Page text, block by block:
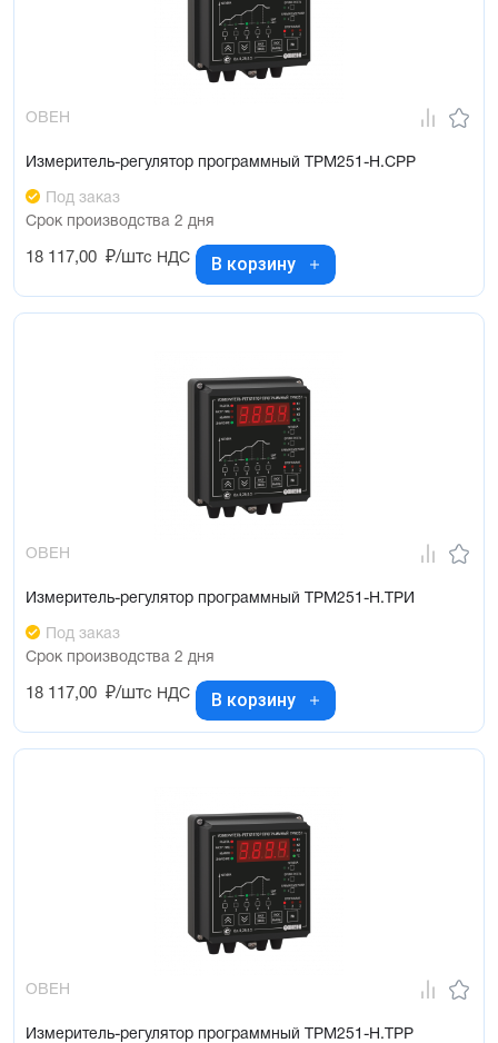
ОВЕН
Измеритель-регулятор программный ТРМ251-Н.СРР
Под заказ
Срок производства 2 дня
18 117,00 ₽/штс НДС В корзину
ОВЕН
Измеритель-регулятор программный ТРМ251-Н.ТРИ
Под заказ
Срок производства 2 дня
18 117,00 ₽/штс НДС В корзину
ОВЕН
Измеритель-регулятор программный ТРМ251-Н.ТРР